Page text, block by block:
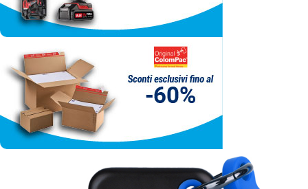
ordina ora
Ordina ora